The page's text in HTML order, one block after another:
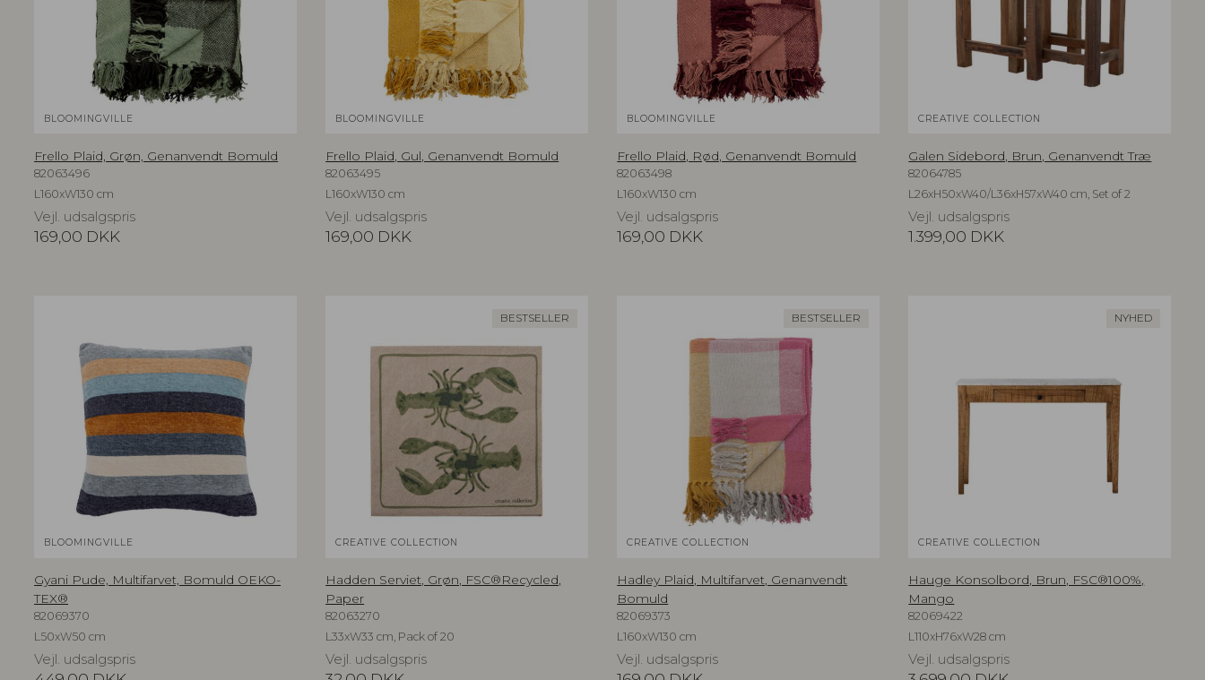
BLOOMINGVILLE
Frello Plaid, Grøn, Genanvendt Bomuld
82063496
L160xW130 cm
Vejl. udsalgspris
169,00 DKK
BLOOMINGVILLE
Frello Plaid, Gul, Genanvendt Bomuld
82063495
L160xW130 cm
Vejl. udsalgspris
169,00 DKK
BLOOMINGVILLE
Frello Plaid, Rød, Genanvendt Bomuld
82063498
L160xW130 cm
Vejl. udsalgspris
169,00 DKK
CREATIVE COLLECTION
Galen Sidebord, Brun, Genanvendt Træ
82064785
L26xH50xW40/L36xH57xW40 cm, Set of 2
Vejl. udsalgspris
1.399,00 DKK
BLOOMINGVILLE
Gyani Pude, Multifarvet, Bomuld OEKO-
TEX®
82069370
L50xW50 cm
Vejl. udsalgspris
BESTSELLER
CREATIVE COLLECTION
Hadden Serviet, Grøn, FSC®Recycled,
Paper
82063270
L33xW33 cm, Pack of 20
Vejl. udsalgspris
BESTSELLER
CREATIVE COLLECTION
Hadley Plaid, Multifarvet, Genanvendt
Bomuld
82069373
L160xW130 cm
Vejl. udsalgspris
NYHED
CREATIVE COLLECTION
Hauge Konsolbord, Brun, FSC®100%,
Mango
82069422
L110xH76xW28 cm
Vejl. udsalgspris